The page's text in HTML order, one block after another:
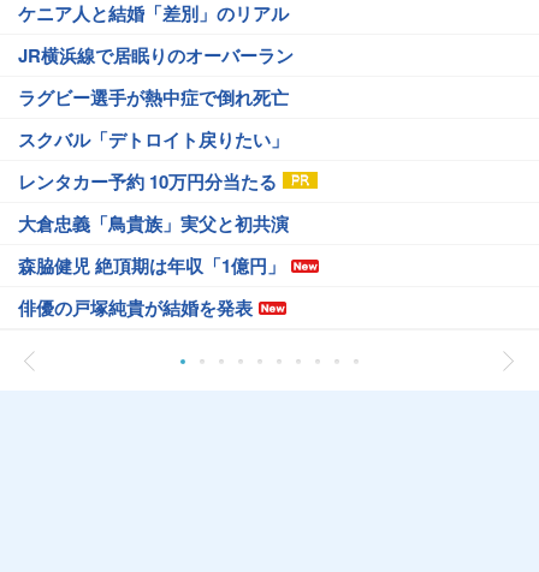
ケニア人と結婚「差別」のリアル
JR横浜線で居眠りのオーバーラン
ラグビー選手が熱中症で倒れ死亡
スクバル「デトロイト戻りたい」
レンタカー予約 10万円分当たる
大倉忠義「鳥貴族」実父と初共演
森脇健児 絶頂期は年収「1億円」
俳優の戸塚純貴が結婚を発表